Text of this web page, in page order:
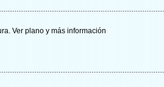
Ver plano y más información